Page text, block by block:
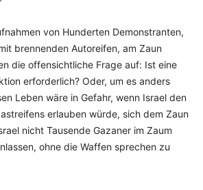
von Hunderten Demonstranten,
brennenden Autoreifen, am Zaun
die offensichtliche Frage auf: Ist eine
erforderlich? Oder, um es anders
Leben wäre in Gefahr, wenn Israel den
erlauben würde, sich dem Zaun
nicht Tausende Gazaner im Zaum
ohne die Waffen sprechen zu